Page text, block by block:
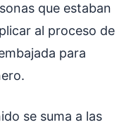
que estaban
al proceso de
para
se suma a las